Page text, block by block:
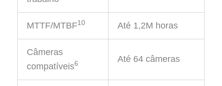
MTTF/MTBF10 Até 1,2M horas
Câmeras
compatíveis6 Até 64 câmeras